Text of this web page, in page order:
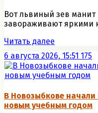
Вот львиный зев
завораживают яркими
Читать далее
6 августа 2026, 15:51 175
В Новозыбкове
новым учебным годом